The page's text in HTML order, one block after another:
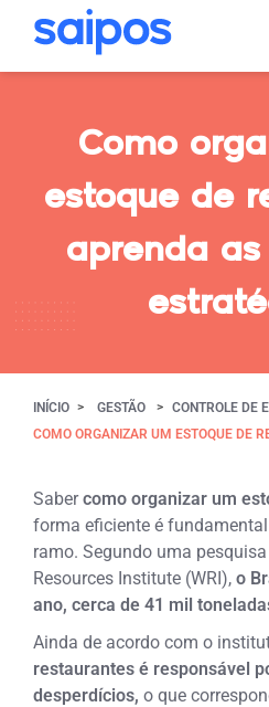
Como
estoque de
aprenda
INÍCIO GESTÃO
CONTROLE DE
COMO ORGANIZAR UM ESTOQUE DE
Sabercomo organizar um
forma eficiente é
ramo.Segundo uma
Resources Institute (WRI),o
ano, cerca de 41 mil
Ainda de acordo com o
restaurantes é responsável
desperdícios, o que